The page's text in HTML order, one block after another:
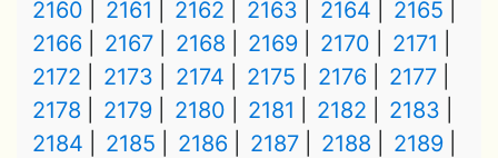
2160
2161 2162 2163 2164
2165
2166
2167 2168 2169 2170
2171
2172
2173 2174 2175 2176
2177
2178
2179 2180 2181 2182
2183
2184
2185 2186 2187 2188
2189